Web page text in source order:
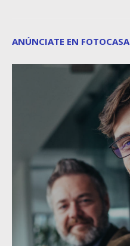
ANÚNCIATE EN FOTOCASA